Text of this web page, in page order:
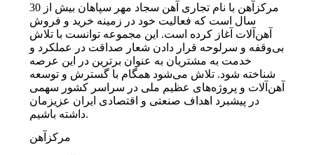
مرکزآهن با نام تجاری آهن سجاد مهر سپاهان بیش از 30
سال است که فعالیت خود در زمینه خرید و فروش
آهن‌آلات آغاز کرده است. این مجموعه توانست با تلاش
بی‌وقفه و سرلوحه قرار دادن شعار صداقت در عملکرد و
خدمت به مشتریان به عنوان برترین در این عرصه
شناخته شود. تلاش می‌شود همگام با گسترش و توسعه
آهن‌آلات و پروژه‌های عظیم ملی در سراسر کشور سهمی
در پیشبرد اهداف صنعتی و اقتصادی ایران عزیزمان
داشته باشیم.
مرکزآهن